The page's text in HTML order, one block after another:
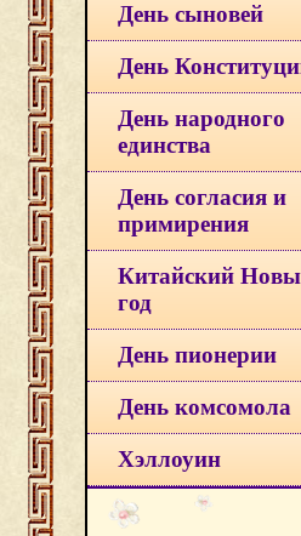
День сыновей
День
День народного
единства
День согласия и
примирения
Китайский
год
День пионерии
День комсомола
Хэллоуин